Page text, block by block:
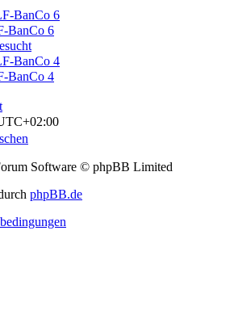
BanCo 6
BanCo 6
BanCo 4
BanCo 4
Software © phpBB Limited
phpBB.de